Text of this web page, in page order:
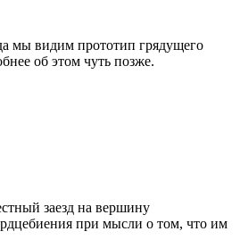
мы видим прототип грядущего
об этом чуть позже.
заезд на вершину
при мысли о том, что им